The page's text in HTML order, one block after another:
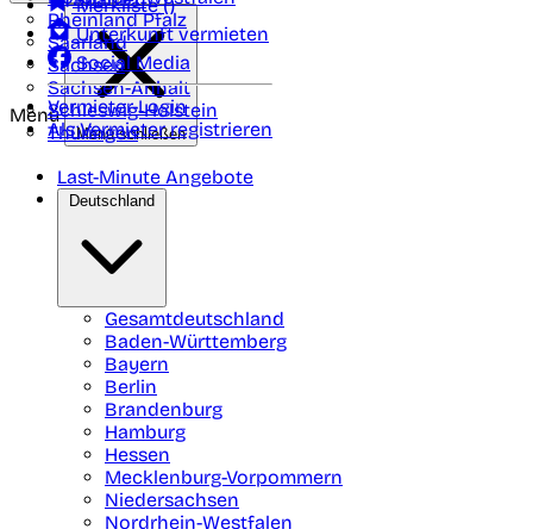
Rheinland Pfalz
Saarland
Sachsen
Sachsen-Anhalt
Schleswig-Holstein
Thüringen
Merkliste ()
Unterkunft vermieten
Social Media
Vermieter-Login
Als Vermieter registrieren
Menü
Menü schließen
Last-Minute Angebote
Deutschland
Gesamtdeutschland
Baden-Württemberg
Bayern
Berlin
Brandenburg
Hamburg
Hessen
Mecklenburg-Vorpommern
Niedersachsen
Nordrhein-Westfalen